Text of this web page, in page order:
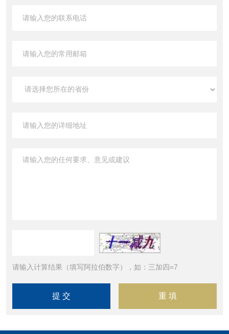
请输入计算结果（填写阿拉伯数字），如：三加四=7